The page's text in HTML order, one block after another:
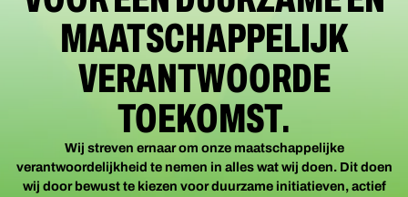
MAATSCHAPPELIJK
VERANTWOORDE
TOEKOMST.
Wij streven ernaar om onze maatschappelijke
verantwoordelijkheid te nemen in alles wat wij doen. Dit doen
wij door bewust te kiezen voor duurzame initiatieven, actief